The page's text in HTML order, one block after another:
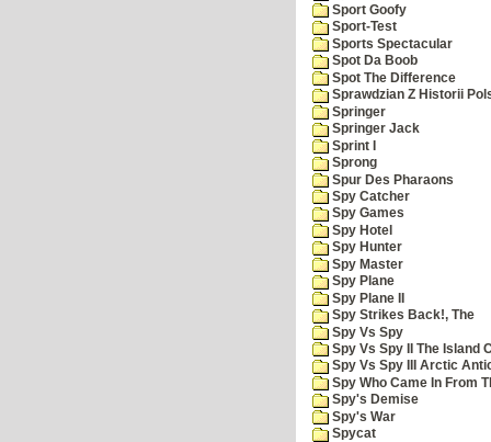
Sport Goofy
Sport-Test
Sports Spectacular
Spot Da Boob
Spot The Difference
Sprawdzian Z Historii
Springer
Springer Jack
Sprint I
Sprong
Spur Des Pharaons
Spy Catcher
Spy Games
Spy Hotel
Spy Hunter
Spy Master
Spy Plane
Spy Plane II
Spy Strikes Back!, The
Spy Vs Spy
Spy Vs Spy II The Island
Spy Vs Spy III Arctic
Spy Who Came In From
Spy's Demise
Spy's War
Spycat